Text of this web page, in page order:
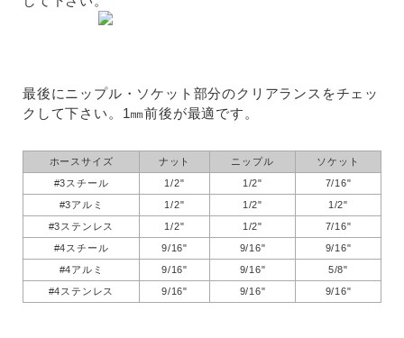
最後にニップル・ソケット部分のクリアランスをチェッ
クして下さい。1㎜前後が最適です。
ホースサイズ ナット ニップル
ソケット
#3スチール
1/2" 1/2"
7/16"
#3アルミ
1/2" 1/2"
1/2"
#3ステンレス
1/2" 1/2"
7/16"
#4スチール
9/16" 9/16"
9/16"
#4アルミ
9/16" 9/16"
5/8"
#4ステンレス
9/16" 9/16" 9/16"